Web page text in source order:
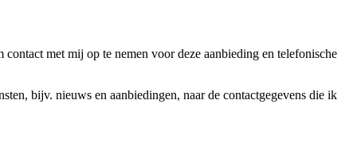
met mij op te nemen voor deze aanbieding en telefonische
bijv. nieuws en aanbiedingen, naar de contactgegevens die ik